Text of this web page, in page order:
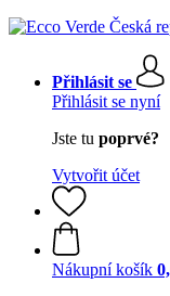
Přihlásit se
Přihlásit se nyní
Jste tu poprvé?
Vytvořit účet
Nákupní košík